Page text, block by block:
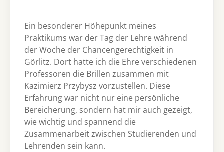
Ein besonderer Höhepunkt meines
Praktikums war der Tag der Lehre während
der Woche der Chancengerechtigkeit in
Görlitz. Dort hatte ich die Ehre verschiedenen
Professoren die Brillen zusammen mit
Kazimierz Przybysz vorzustellen. Diese
Erfahrung war nicht nur eine persönliche
Bereicherung, sondern hat mir auch gezeigt,
wie wichtig und spannend die
Zusammenarbeit zwischen Studierenden und
Lehrenden sein kann.